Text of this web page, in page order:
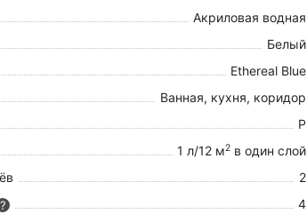
Акриловая водная
Белый
Ethereal Blue
Ванная, кухня, коридор
P
1 л/12 м2в один слой
2
?
4